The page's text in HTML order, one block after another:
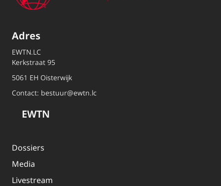
Adres
EWTN.LC
Kerkstraat 95
5061 EH Oisterwijk
Contact: bestuur@ewtn.lc
EWTN
Dossiers
Media
Livestream